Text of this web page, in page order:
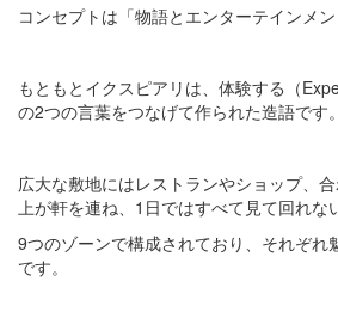
コンセプトは「物語とエンターテインメン
もともとイクスピアリは、体験する（
の2つの言葉をつなげて作られた造語です。
広大な敷地にはレストランやショップ、
上が軒を連ね、1日ではすべて見て回れな
9つのゾーンで構成されており、それぞれ
です。